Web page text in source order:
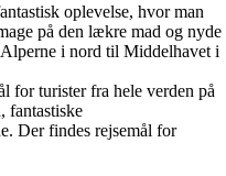
oplevelse, hvor man
på den lækre mad og nyde
i nord til Middelhavet i
for turister fra hele verden på
fantastiske
Der findes rejsemål for